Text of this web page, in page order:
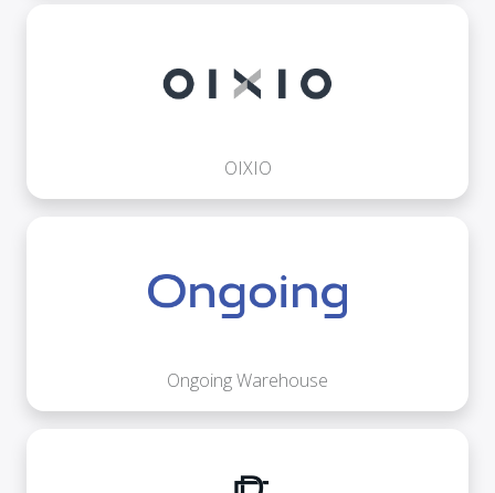
OIXIO
Ongoing Warehouse